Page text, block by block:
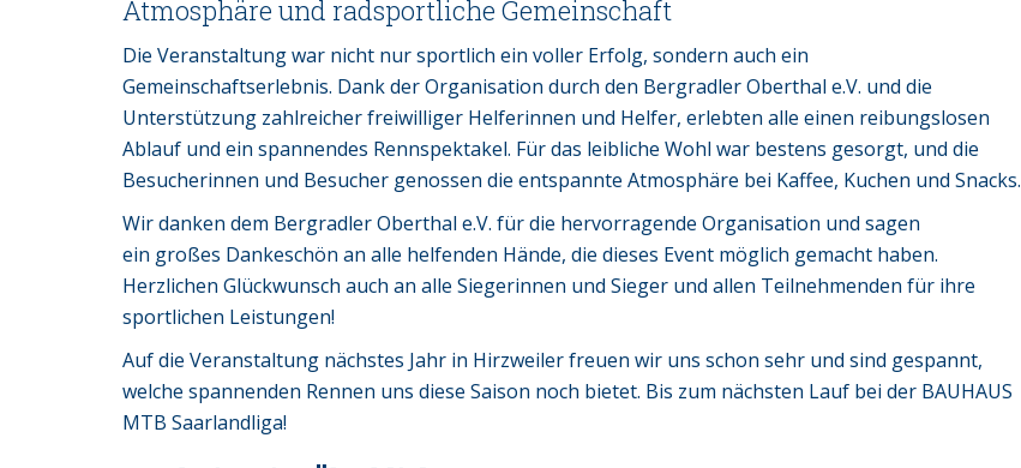
Atmosphäre und radsportliche Gemeinschaft
Die Veranstaltung war nicht nur sportlich ein voller Erfolg, sondern auch ein
Gemeinschaftserlebnis. Dank der Organisation durch den Bergradler Oberthal e.V. und die
Unterstützung zahlreicher freiwilliger Helferinnen und Helfer, erlebten alle einen reibungslosen
Ablauf und ein spannendes Rennspektakel. Für das leibliche Wohl war bestens gesorgt, und die
Besucherinnen und Besucher genossen die entspannte Atmosphäre bei Kaffee, Kuchen und Snacks.
Wir danken dem Bergradler Oberthal e.V. für die hervorragende Organisation und sagen
ein großes Dankeschön an alle helfenden Hände, die dieses Event möglich gemacht haben.
Herzlichen Glückwunsch auch an alle Siegerinnen und Sieger und allen Teilnehmenden für ihre
sportlichen Leistungen!
Auf die Veranstaltung nächstes Jahr in Hirzweiler freuen wir uns schon sehr und sind gespannt,
welche spannenden Rennen uns diese Saison noch bietet. Bis zum nächsten Lauf bei der BAUHAUS
MTB Saarlandliga!